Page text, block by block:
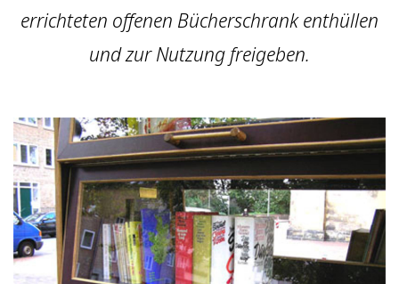
errichteten offenen Bücherschrank enthüllen
und zur Nutzung freigeben.